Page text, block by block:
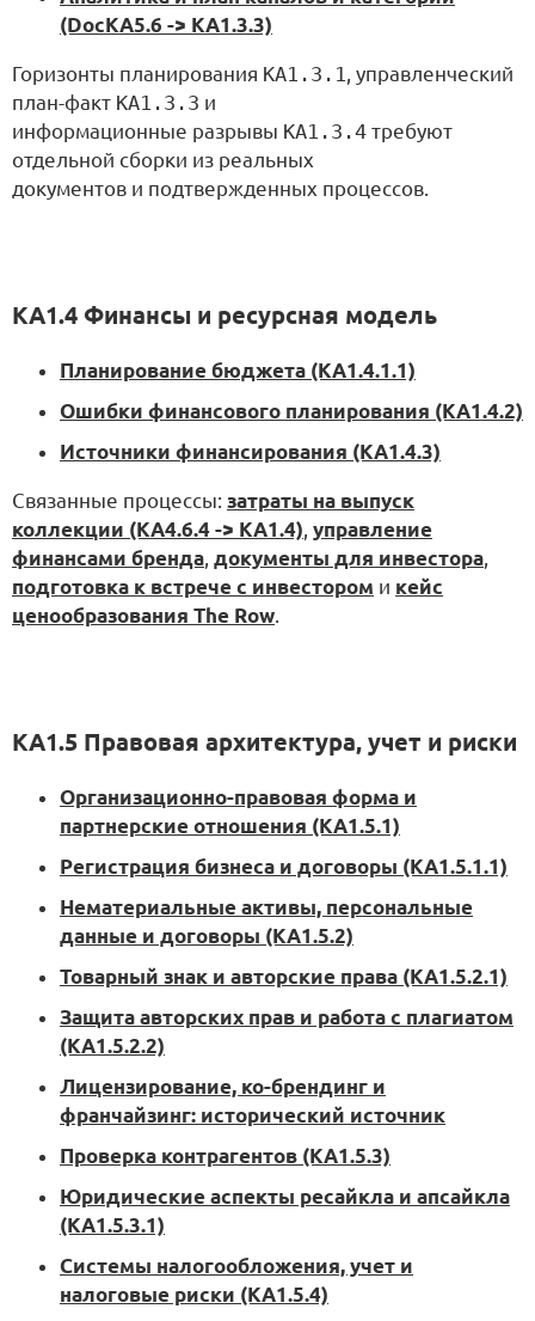
(DocKA5.6 -> KA1.3.3)
Горизонты планирования KA1.3.1, управленческий
план-факт KA1.3.3 и
информационные разрывы KA1.3.4 требуют
отдельной сборки из реальных
документов и подтвержденных процессов.
KA1.4 Финансы и ресурсная модель
Планирование бюджета (KA1.4.1.1)
Ошибки финансового планирования (KA1.4.2)
Источники финансирования (KA1.4.3)
Связанные процессы: затраты на выпуск
коллекции (KA4.6.4 -> KA1.4), управление
финансами бренда, документы для инвестора,
подготовка к встрече с инвестором и кейс
ценообразования The Row.
KA1.5 Правовая архитектура, учет и риски
Организационно-правовая форма и
партнерские отношения (KA1.5.1)
Регистрация бизнеса и договоры (KA1.5.1.1)
Нематериальные активы, персональные
данные и договоры (KA1.5.2)
Товарный знак и авторские права (KA1.5.2.1)
Защита авторских прав и работа с плагиатом
(KA1.5.2.2)
Лицензирование, ко-брендинг и
франчайзинг: исторический источник
Проверка контрагентов (KA1.5.3)
Юридические аспекты ресайкла и апсайкла
(KA1.5.3.1)
Системы налогообложения, учет и
налоговые риски (KA1.5.4)